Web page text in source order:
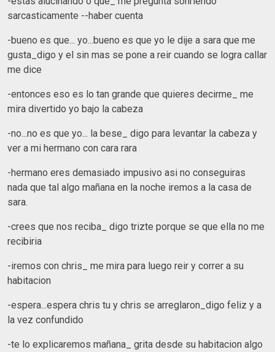
sarcasticamente --haber cuenta
-bueno es que... yo...bueno es que yo le dije a sara que me
gusta_digo y el sin mas se pone a reir cuando se logra callar
me dice
-entonces eso es lo tan grande que quieres decirme_ me
mira divertido yo bajo la cabeza
-no...no es que yo... la bese_ digo para levantar la cabeza y
ver a mi hermano con cara rara
-hermano eres demasiado impusivo asi no conseguiras
nada que tal algo mañana en la noche iremos a la casa de
sara.
-crees que nos reciba_ digo trizte porque se que ella no me
recibiria
-iremos con chris_ me mira para luego reir y correr a su
habitacion
-espera...espera chris tu y chris se arreglaron_digo feliz y a
la vez confundido
-te lo explicaremos mañana_ grita desde su habitacion algo